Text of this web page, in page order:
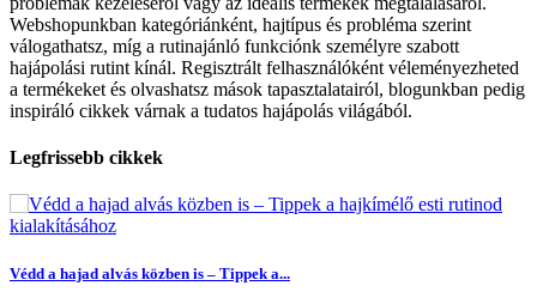
Webshopunkban kategóriánként, hajtípus és probléma szerint
válogathatsz, míg a rutinajánló funkciónk személyre szabott
hajápolási rutint kínál. Regisztrált felhasználóként véleményezheted
a termékeket és olvashatsz mások tapasztalatairól, blogunkban pedig
inspiráló cikkek várnak a tudatos hajápolás világából.
Legfrissebb cikkek
Védd a hajad alvás közben is – Tippek a...